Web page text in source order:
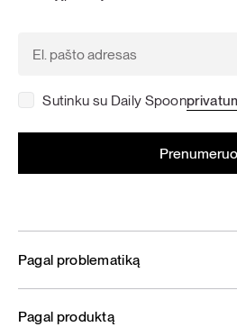
Sutinku su Daily Spoon
Pagal problematiką
Pagal produktą